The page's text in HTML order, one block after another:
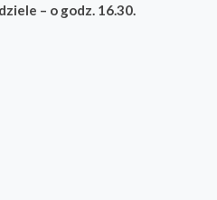
– o godz. 16.30.